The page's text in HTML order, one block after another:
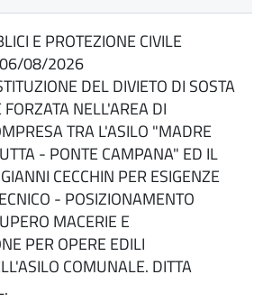
E PROTEZIONE CIVILE
08/2026
DEL DIVIETO DI SOSTA
NELL'AREA DI
TRA L'ASILO "MADRE
- PONTE CAMPANA" ED IL
CECCHIN PER ESIGENZE
- POSIZIONAMENTO
MACERIE E
PER OPERE EDILI
COMUNALE. DITTA